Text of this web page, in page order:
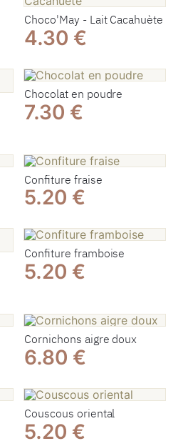
Choco'May - Lait Cacahuète
4.30 €
Chocolat en poudre
7.30 €
Confiture fraise
5.20 €
Confiture framboise
5.20 €
Cornichons aigre doux
6.80 €
Couscous oriental
5.20 €